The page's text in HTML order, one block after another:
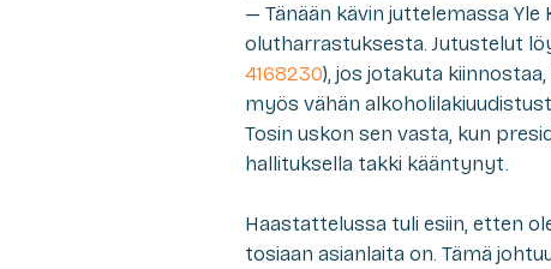
— Tänään kävin juttelemassa
olutharrastuksesta. Jutustelut
4168230), jos jotakuta
myös vähän
Tosin uskon sen vasta, kun
hallituksella takki kääntynyt.
Haastattelussa tuli esiin, etten
tosiaan asianlaita on. Tämä